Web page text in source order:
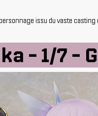
issu du vaste casting
- 1/7 -